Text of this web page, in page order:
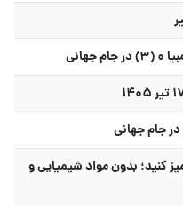
ترفند ۵ دقیقه‌ای تمیز کنید؛ بدون مواد شیمیایی و